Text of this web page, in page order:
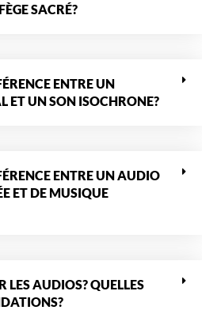
SACRÉ?
ENTRE UN
ET UN SON ISOCHRONE?
ENTRE UN AUDIO
ET DE MUSIQUE
LES AUDIOS? QUELLES